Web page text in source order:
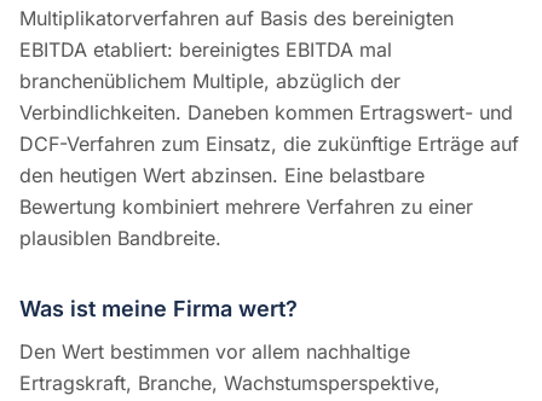
Multiplikatorverfahren auf Basis des bereinigten
EBITDA etabliert: bereinigtes EBITDA mal
branchenüblichem Multiple, abzüglich der
Verbindlichkeiten. Daneben kommen Ertragswert- und
DCF-Verfahren zum Einsatz, die zukünftige Erträge auf
den heutigen Wert abzinsen. Eine belastbare
Bewertung kombiniert mehrere Verfahren zu einer
plausiblen Bandbreite.
Was ist meine Firma wert?
Den Wert bestimmen vor allem nachhaltige
Ertragskraft, Branche, Wachstumsperspektive,